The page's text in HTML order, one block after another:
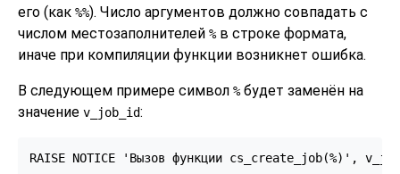
его (как %%). Число аргументов должно совпадать с
числом местозаполнителей %в строке формата,
иначе при компиляции функции возникнет ошибка.
В следующем примере символ %будет заменён на
значение v_job_id:
RAISE NOTICE 'Вызов функции cs_create_job(%)',